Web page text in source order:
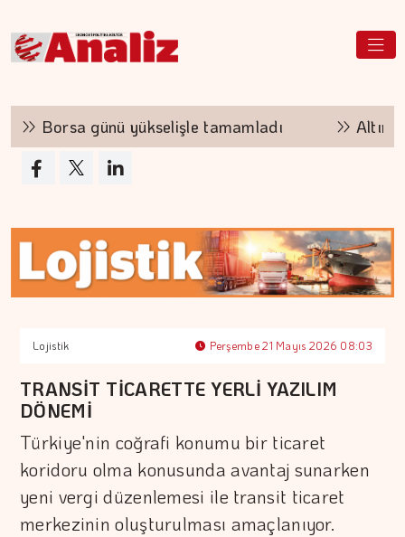
Borsa günü yükselişle tamamladı Altının
Lojistik Perşembe 21 Mayıs 2026 08:03
TRANSİT TİCARETTE YERLİ YAZILIM
DÖNEMİ
Türkiye'nin coğrafi konumu bir ticaret
koridoru olma konusunda avantaj sunarken
yeni vergi düzenlemesi ile transit ticaret
merkezinin oluşturulması amaçlanıyor.